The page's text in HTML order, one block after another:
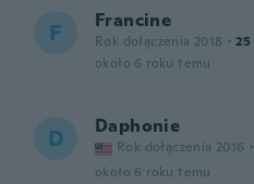
F Francine
Rok dołączenia 2018 · 25
około 6 roku temu
D Daphonie
Rok dołączenia 2016 ·
około 6 roku temu